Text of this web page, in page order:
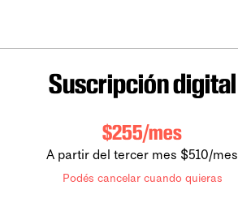
Suscripción digital
$255/mes
A partir del tercer mes $510/mes
Podés cancelar cuando quieras